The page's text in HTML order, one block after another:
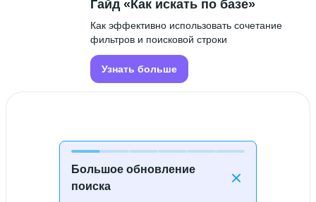
Большое обновление
поиска
Гайд «Как искать по базе»
Как эффективно использовать сочетание
фильтров и поисковой строки
Узнать больше